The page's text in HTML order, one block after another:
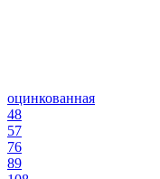
оцинкованная
48
57
76
89